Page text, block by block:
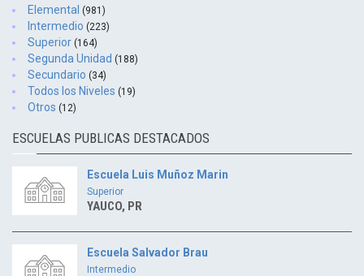
Elemental (981)
Intermedio (223)
Superior (164)
Segunda Unidad (188)
Secundario (34)
Todos los Niveles (19)
Otros (12)
ESCUELAS PUBLICAS DESTACADOS
Escuela Luis Muñoz Marin
Superior
YAUCO, PR
Escuela Salvador Brau
Intermedio